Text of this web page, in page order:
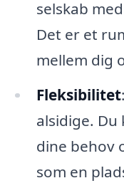
selskab
Det er et
mellem dig
Fleksibilitet
alsidige.
dine behov
som en